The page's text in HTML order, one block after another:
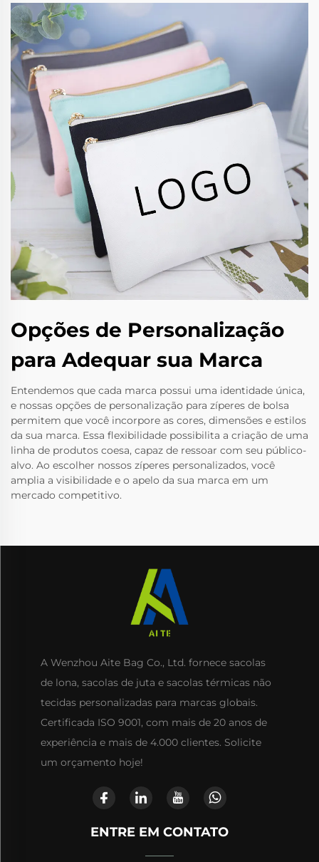
Opções de Personalização
para Adequar sua Marca
Entendemos que cada marca possui uma identidade única,
e nossas opções de personalização para zíperes de bolsa
permitem que você incorpore as cores, dimensões e estilos
da sua marca. Essa flexibilidade possibilita a criação de uma
linha de produtos coesa, capaz de ressoar com seu público-
alvo. Ao escolher nossos zíperes personalizados, você
amplia a visibilidade e o apelo da sua marca em um
mercado competitivo.
A Wenzhou Aite Bag Co., Ltd. fornece sacolas
de lona, sacolas de juta e sacolas térmicas não
tecidas personalizadas para marcas globais.
Certificada ISO 9001, com mais de 20 anos de
experiência e mais de 4.000 clientes. Solicite
um orçamento hoje!
ENTRE EM CONTATO